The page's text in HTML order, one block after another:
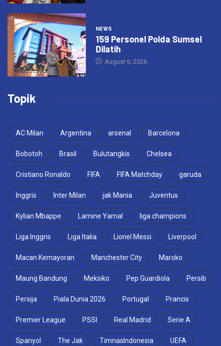
NEWS
159 Personel Polda Sumsel
Dilatih
August 6, 2026
Topik
AC Milan Argentina arsenal Barcelona
Bobotoh Brasil Bulutangkis Chelsea
Cristiano Ronaldo FIFA FIFA Matchday garuda
Inggris Inter Milan jak Mania Juventus
Kylian Mbappe Lamine Yamal liga champions
Liga Inggris Liga Italia Lionel Messi Liverpool
Macan Kemayoran Manchester City Maroko
Maung Bandung Meksiko Pep Guardiola Persib
Persija Piala Dunia 2026 Portugal Prancis
Premier League PSSI Real Madrid Serie A
Spanyol The Jak TimnasIndonesia UEFA